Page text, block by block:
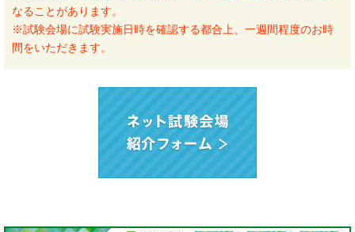
なることがあります。
※試験会場に試験実施日時を確認する都合上、一週間程度のお時
間をいただきます。